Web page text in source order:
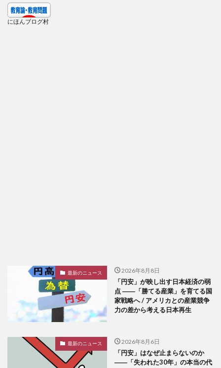
にほんブログ村
最新のニュース 2026年8月8日
「円安」が映し出す日本経済の弱
点 ――「勝てる産業」を育てる国
家戦略へ / アメリカとの産業競争
力の差から考える日本再生
最新のニュース 2026年8月6日
「円安」はなぜ止まらないのか
――「失われた30年」の本当の代